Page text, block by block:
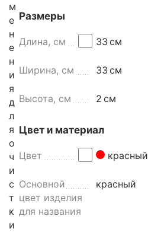
м
е
н
е
н
и
я
д
л
я
о
ч
и
с
т
к
и
Размеры
Длина, см 33 см
Ширина, см 33 см
Высота, см 2 см
Цвет и материал
Цвет красный
Основной
цвет изделия
для названия
красный